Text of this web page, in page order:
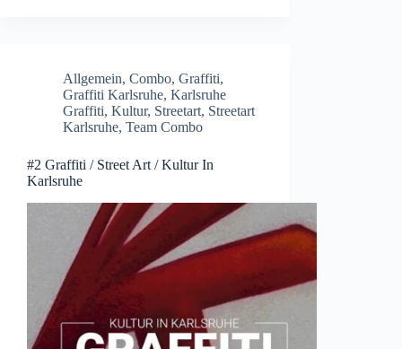
Allgemein, Combo, Graffiti,
Graffiti Karlsruhe, Karlsruhe
Graffiti, Kultur, Streetart, Streetart
Karlsruhe, Team Combo
#2 Graffiti / Street Art / Kultur In
Karlsruhe